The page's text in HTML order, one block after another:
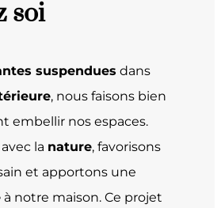
soi
suspendues dans
, nous faisons bien
embellir nos espaces.
la nature, favorisons
et apportons une
à notre maison. Ce projet